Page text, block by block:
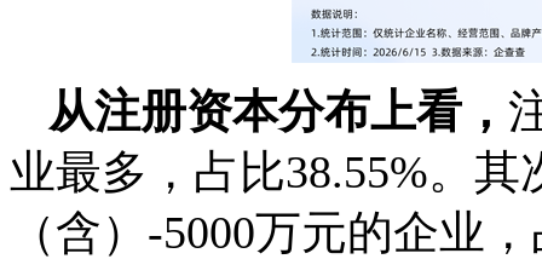
从注册资本分布上看，
业最多，占比38.55%。
（含）-5000万元的企业